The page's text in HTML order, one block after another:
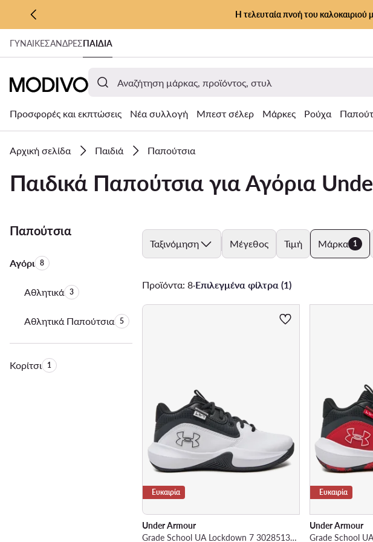
ΜΕΤΆΒΑΣΗ ΣΤΟ ΚΎΡΙΟ ΠΕΡΙΕΧΌΜΕΝΟ
ΜΕΤΆΒΑΣΗ ΣΤΗΝ ΑΝΑΖΉΤΗΣΗ
Η τελευταία πνοή του καλοκαιριού
ΓΥΝΑΊΚΕΣΑΝΔΡΕΣΠΑΙΔΙΑ
Προσφορές και εκπτώσεις Νέα συλλογή Μπεστ σέλερ Μάρκες Ρούχα
Αρχική σελίδα Παιδιά Παπούτσια
Παιδικά Παπούτσια για Αγόρια
Παπούτσια
ΑγόριΑριθμός προϊόντων:
8
ΑθλητικάΑριθμός προϊόντων:
3
Αθλητικά ΠαπούτσιαΑριθμός προϊόντων:
5
ΚορίτσιΑριθμός προϊόντων:
1
Ταξινόμηση Μέγεθος Τιμή Μάρκα 1
Προϊόντα: 8·Επιλεγμένα φίλτρα (1)
Ευκαιρία
Under Armour
Grade School UA Lockdown 7 3028513 · Μπασκετικά Παπούτσια
Ευκαιρία
Under Armour